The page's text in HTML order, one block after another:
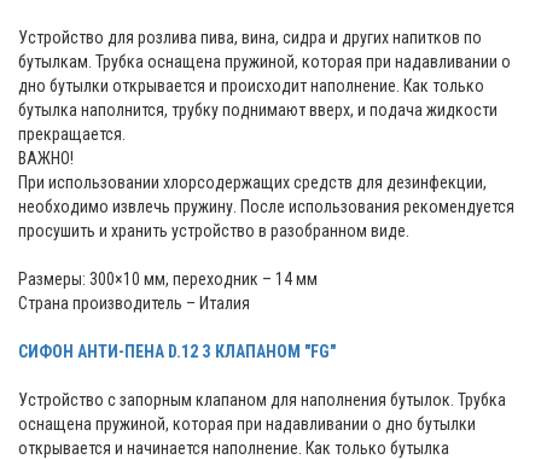
Устройство для розлива пива, вина, сидра и других напитков по
бутылкам. Трубка оснащена пружиной, которая при надавливании о
дно бутылки открывается и происходит наполнение. Как только
бутылка наполнится, трубку поднимают вверх, и подача жидкости
прекращается.
ВАЖНО!
При использовании хлорсодержащих средств для дезинфекции,
необходимо извлечь пружину. После использования рекомендуется
просушить и хранить устройство в разобранном виде.
Размеры: 300×10 мм, переходник – 14 мм
Страна производитель – Италия
СИФОН АНТИ-ПЕНА D.12 З КЛАПАНОМ "FG"
Устройство с запорным клапаном для наполнения бутылок. Трубка
оснащена пружиной, которая при надавливании о дно бутылки
открывается и начинается наполнение. Как только бутылка